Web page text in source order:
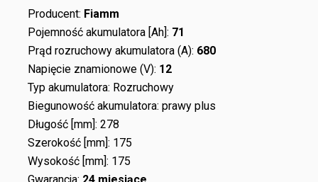
Producent: Fiamm
Pojemność akumulatora [Ah]: 71
Prąd rozruchowy akumulatora (A): 680
Napięcie znamionowe (V): 12
Typ akumulatora: Rozruchowy
Biegunowość akumulatora: prawy plus
Długość [mm]: 278
Szerokość [mm]: 175
Wysokość [mm]: 175